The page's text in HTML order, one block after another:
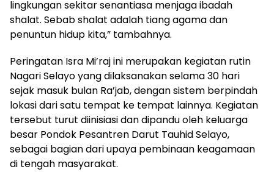
lingkungan sekitar senantiasa menjaga ibadah
shalat. Sebab shalat adalah tiang agama dan
penuntun hidup kita,” tambahnya.
Peringatan Isra Mi’raj ini merupakan kegiatan rutin
Nagari Selayo yang dilaksanakan selama 30 hari
sejak masuk bulan Ra’jab, dengan sistem berpindah
lokasi dari satu tempat ke tempat lainnya. Kegiatan
tersebut turut diinisiasi dan dipandu oleh keluarga
besar Pondok Pesantren Darut Tauhid Selayo,
sebagai bagian dari upaya pembinaan keagamaan
di tengah masyarakat.